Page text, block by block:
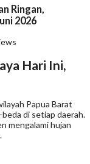
Ringan,
2026
Hari Ini,
Papua Barat
di setiap daerah.
mengalami hujan